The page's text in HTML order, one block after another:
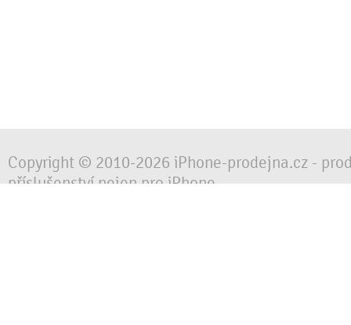
Copyright © 2010-2026 iPhone-prodejna.cz -
příslušenství nejen pro iPhone